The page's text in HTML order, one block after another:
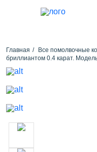
Главная Все помолвочные
бриллиантом 0.4 карат.